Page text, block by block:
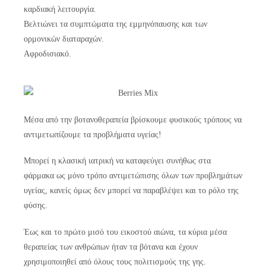
καρδιακή λειτουργία.
Βελτιώνει τα συμπτώματα της εμμηνόπαυσης και των
ορμονικών διαταραχών.
Αφροδισιακό.
Μέσα από την βοτανοθεραπεία βρίσκουμε φυσικούς τρόπους να
αντιμετωπίζουμε τα προβλήματα υγείας!
Μπορεί η κλασική ιατρική να καταφεύγει συνήθως στα
φάρμακα ως μόνο τρόπο αντιμετώπισης όλων των προβλημάτων
υγείας, κανείς όμως δεν μπορεί να παραβλέψει και το ρόλο της
φύσης.
Έως και το πρώτο μισό του εικοστού αιώνα, τα κύρια μέσα
θεραπείας των ανθρώπων ήταν τα βότανα και έχουν
χρησιμοποιηθεί από όλους τους πολιτισμούς της γης.